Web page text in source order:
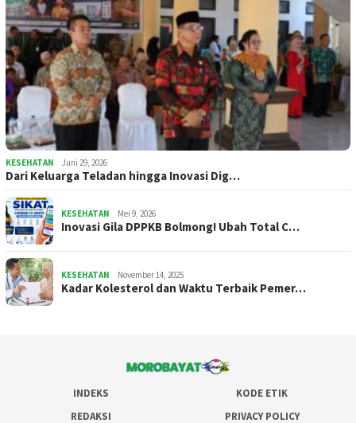
KESEHATAN Juni 29, 2026
Dari Keluarga Teladan hingga Inovasi Dig…
KESEHATAN Mei 9, 2026
Inovasi Gila DPPKB Bolmong! Ubah Total C…
KESEHATAN November 14, 2025
Kadar Kolesterol dan Waktu Terbaik Pemer…
INDEKS
KODE ETIK
REDAKSI
PRIVACY POLICY